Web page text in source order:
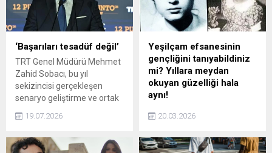
‘Başarıları tesadüf değil’
TRT Genel Müdürü Mehmet
Zahid Sobacı, bu yıl
sekizincisi gerçekleşen
senaryo geliştirme ve ortak
Punto’ kapsamında
isimleriyle buluştu.
19.07.2026
Yeşilçam efsanesinin
gençliğini tanıyabildiniz
mi? Yıllara meydan
okuyan güzelliği hala
aynı!
yıldızlarından birinin gençlik
yeniden gündem oldu. Yıllar
20.03.2026